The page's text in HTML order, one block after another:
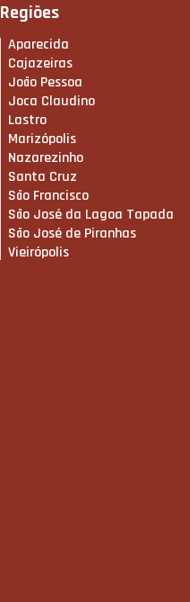
Regiões
Aparecida
Cajazeiras
João Pessoa
Joca Claudino
Lastro
Marizópolis
Nazarezinho
Santa Cruz
São Francisco
São José da Lagoa Tapada
São José de Piranhas
Vieirópolis